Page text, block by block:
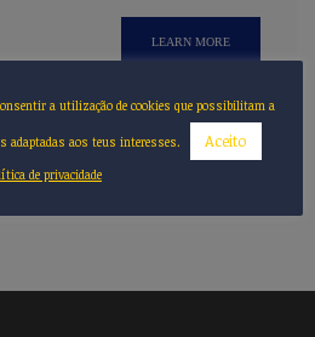
o Centro Social apoia, no
fornecendo o almoço e
LEARN MORE
a utilização de cookies que possibilitam a
adaptadas aos teus interesses. Aceito
de privacidade